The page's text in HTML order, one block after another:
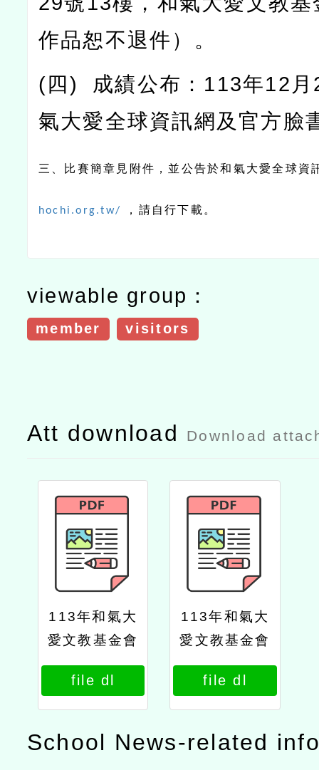
作品恕不退件）。
(四) 成績公布： 113年12 月
氣大愛全球資訊網及官方臉
三、比賽簡章見附件，並公告於和氣大愛全球資
hochi.org.tw/ ，請自行下載。
viewable group：
member visitors
Att download Download
113年和氣大
愛文教基金會
第一屆全國書
法比賽公文
file dl
113年和氣大
愛文教基金會
第一屆全國書
法比賽簡章
file dl
School News-related